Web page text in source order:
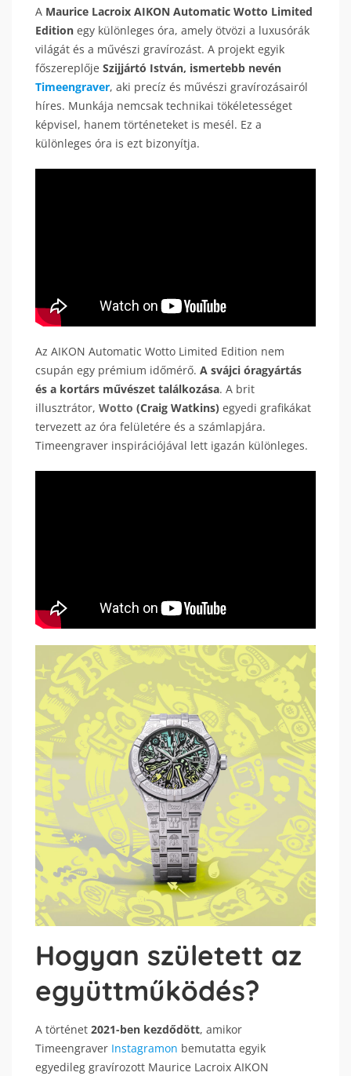
A Maurice Lacroix AIKON Automatic Wotto Limited
Edition egy különleges óra, amely ötvözi a luxusórák
világát és a művészi gravírozást. A projekt egyik
főszereplője Szijjártó István, ismertebb nevén
Timeengraver, aki precíz és művészi gravírozásairól
híres. Munkája nemcsak technikai tökéletességet
képvisel, hanem történeteket is mesél. Ez a
különleges óra is ezt bizonyítja.
Az AIKON Automatic Wotto Limited Edition nem
csupán egy prémium időmérő. A svájci óragyártás
és a kortárs művészet találkozása. A brit
illusztrátor, Wotto (Craig Watkins) egyedi grafikákat
tervezett az óra felületére és a számlapjára.
Timeengraver inspirációjával lett igazán különleges.
Hogyan született az
együttműködés?
A történet 2021-ben kezdődött, amikor
Timeengraver Instagramon bemutatta egyik
egyedileg gravírozott Maurice Lacroix AIKON